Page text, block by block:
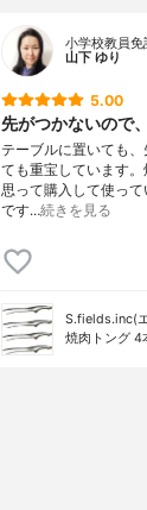
小学校教員
山下 ゆり
5.00
先がつかないので
テーブルに置いても
ても重宝しています
思って購入して使っ
です…続きを見る
S.fields.inc(
焼肉トング 4